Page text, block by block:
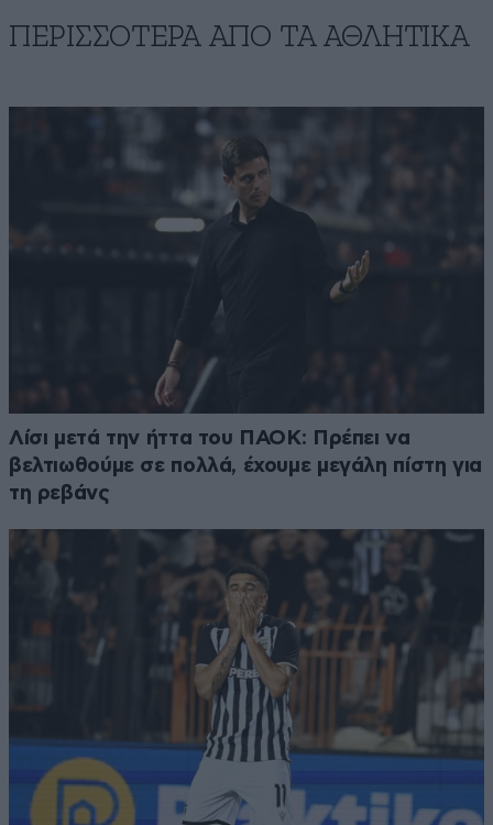
ΠΕΡΙΣΣΟΤΕΡΑ ΑΠΟ ΤA ΑΘΛΗΤΙΚΑ
Λίσι μετά την ήττα του ΠΑΟΚ: Πρέπει να
βελτιωθούμε σε πολλά, έχουμε μεγάλη πίστη για
τη ρεβάνς